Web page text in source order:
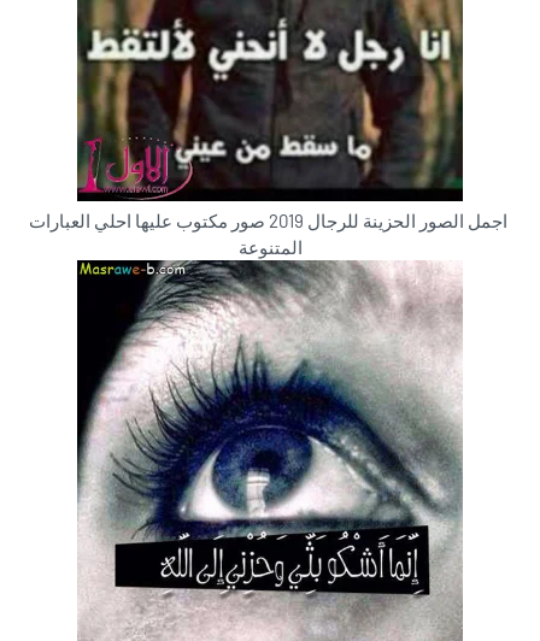
اجمل الصور الحزينة للرجال 2019 صور مكتوب عليها احلي العبارات
المتنوعة